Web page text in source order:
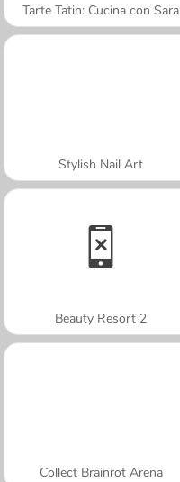
Tarte Tatin: Cucina con Sara
Stylish Nail Art
Beauty Resort 2
Collect Brainrot Arena